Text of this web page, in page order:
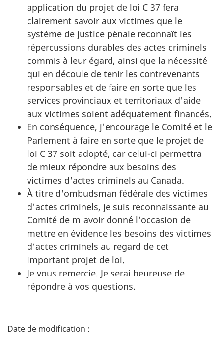
application du projet de loi C 37 fera
clairement savoir aux victimes que le
système de justice pénale reconnaît les
répercussions durables des actes criminels
commis à leur égard, ainsi que la nécessité
qui en découle de tenir les contrevenants
responsables et de faire en sorte que les
services provinciaux et territoriaux d'aide
aux victimes soient adéquatement financés.
En conséquence, j'encourage le Comité et le
Parlement à faire en sorte que le projet de
loi C 37 soit adopté, car celui-ci permettra
de mieux répondre aux besoins des
victimes d'actes criminels au Canada.
À titre d'ombudsman fédérale des victimes
d'actes criminels, je suis reconnaissante au
Comité de m'avoir donné l'occasion de
mettre en évidence les besoins des victimes
d'actes criminels au regard de cet
important projet de loi.
Je vous remercie. Je serai heureuse de
répondre à vos questions.
D